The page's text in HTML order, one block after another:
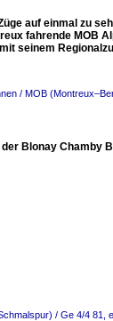
auf einmal zu
fahrende MOB
seinem
/ MOB
Blonay Chamby
/ Ge 4/4 81,